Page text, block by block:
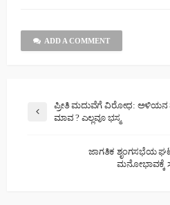
ADD A COMMENT
ಪ್ರೀತಿ ಮದುವೆಗೆ ವಿರೋಧ: ಅಳಿಯನ
ಮಾವ ? ಎಲ್ಲವೂ ಭಸ್ಮ
ಜಾಗತಿಕ ಶೃಂಗಸಭೆಯ
ಮನೋಭಾವಕ್ಕೆ